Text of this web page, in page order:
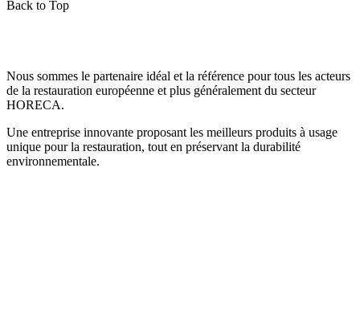
Back to Top
Nous sommes le partenaire idéal et la référence pour tous les acteurs
de la restauration européenne et plus généralement du secteur
HORECA.
Une entreprise innovante proposant les meilleurs produits à usage
unique pour la restauration, tout en préservant la durabilité
environnementale.